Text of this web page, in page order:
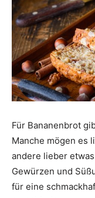
Für Bananenbrot
Manche mögen es
andere lieber
Gewürzen und
für eine